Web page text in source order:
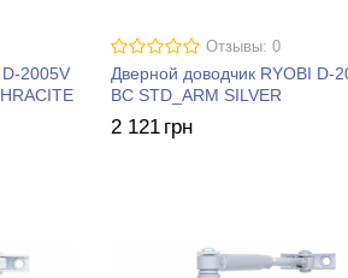
2005V
Отзывы: 0
Дверной доводчик RYOBI D-
BC STD_ARM SILVER
2 121 грн